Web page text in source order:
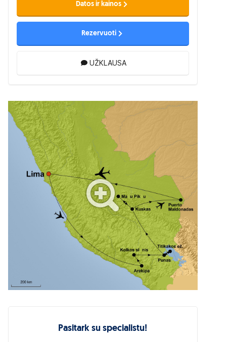
Datos ir kainos
Rezervuoti
UŽKLAUSA
Pasitark su specialistu!